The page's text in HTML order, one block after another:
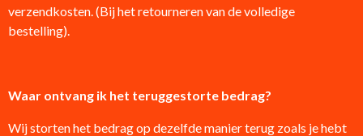
verzendkosten. (Bij het retourneren van de volledige
bestelling).
Waar ontvang ik het teruggestorte bedrag?
Wij storten het bedrag op dezelfde manier terug zoals je hebt